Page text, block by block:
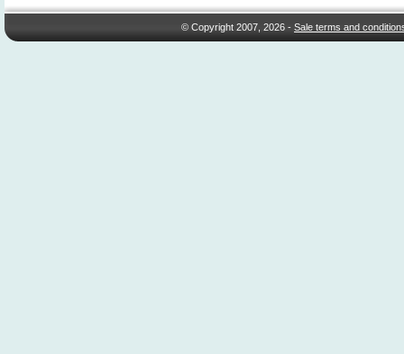
© Copyright 2007, 2026 -Sale terms and